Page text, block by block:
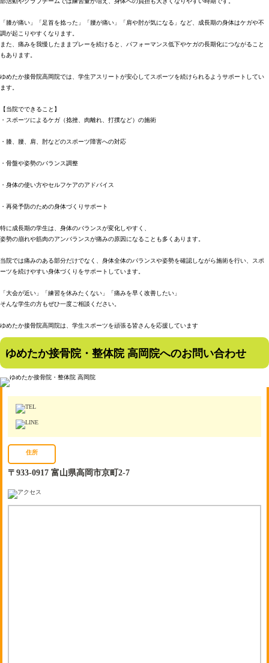
「膝が痛い」「足首を捻った」「腰が痛い」「肩や肘が気になる」など、成長期の身体はケガや不
調が起こりやすくなります。
また、痛みを我慢したままプレーを続けると、パフォーマンス低下やケガの長期化につながること
もあります。
ゆめたか接骨院高岡院では、学生アスリートが安心してスポーツを続けられるようサポートしてい
ます。
【当院でできること】
・スポーツによるケガ（捻挫、肉離れ、打撲など）の施術
・膝、腰、肩、肘などのスポーツ障害への対応
・骨盤や姿勢のバランス調整
・身体の使い方やセルフケアのアドバイス
・再発予防のための身体づくりサポート
特に成長期の学生は、身体のバランスが変化しやすく、
姿勢の崩れや筋肉のアンバランスが痛みの原因になることも多くあります。
当院では痛みのある部分だけでなく、身体全体のバランスや姿勢を確認しながら施術を行い、スポ
ーツを続けやすい身体づくりをサポートしています。
「大会が近い」「練習を休みたくない」「痛みを早く改善したい」
そんな学生の方もぜひ一度ご相談ください。
ゆめたか接骨院高岡院は、学生スポーツを頑張る皆さんを応援しています
ゆめたか接骨院・整体院 高岡院へのお問い合わせ
住所
〒933-0917 富山県高岡市京町2-7